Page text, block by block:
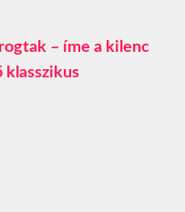
– íme a kilenc
klasszikus